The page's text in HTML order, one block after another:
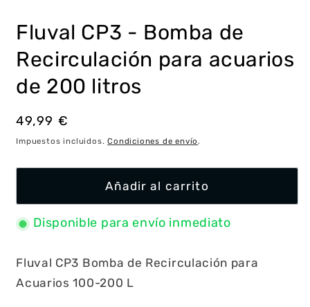
ventana
modal
Fluval CP3 - Bomba de
Recirculación para acuarios
de 200 litros
Precio
habitual
49,99 €
Impuestos incluidos.Condiciones de envío.
Añadir al carrito
Disponible para envío inmediato
Fluval CP3 Bomba de Recirculación para
Acuarios 100-200 L